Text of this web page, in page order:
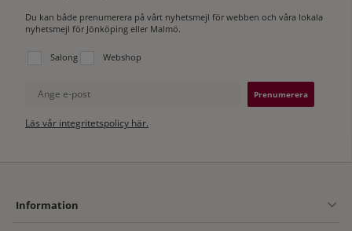
Du kan både prenumerera på vårt nyhetsmejl för webben och våra lokala
nyhetsmejl för Jönköping eller Malmö.
Välj vilken lista du vill prenumerera på:
Salong Webshop
Ange e-post
Läs vår integritetspolicy här.
Information